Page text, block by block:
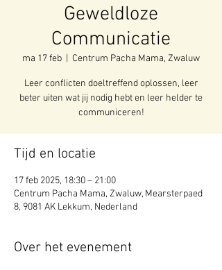
Geweldloze
Communicatie
ma 17 feb Centrum Pacha Mama, Zwaluw
Leer conflicten doeltreffend oplossen, leer
beter uiten wat jij nodig hebt en leer helder te
communiceren!
Tijd en locatie
17 feb 2025, 18:30 – 21:00
Centrum Pacha Mama, Zwaluw, Mearsterpaed
8, 9081 AK Lekkum, Nederland
Over het evenement